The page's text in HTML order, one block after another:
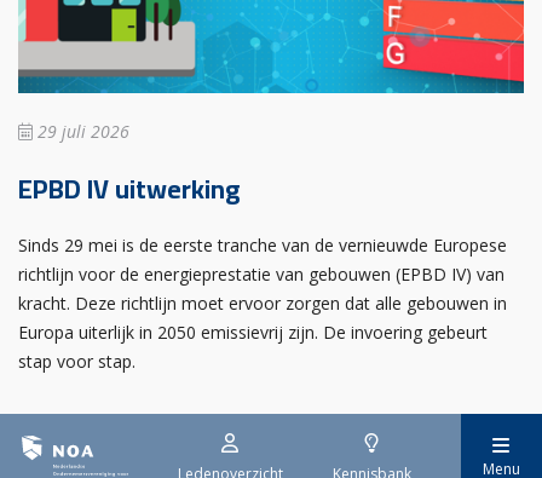
Ledenoverzicht Kennisbank Menu
29 juli 2026
EPBD IV uitwerking
Sinds 29 mei is de eerste tranche van de vernieuwde Europese
richtlijn voor de energieprestatie van gebouwen (EPBD IV) van
kracht. Deze richtlijn moet ervoor zorgen dat alle gebouwen in
Europa uiterlijk in 2050 emissievrij zijn. De invoering gebeurt
stap voor stap.